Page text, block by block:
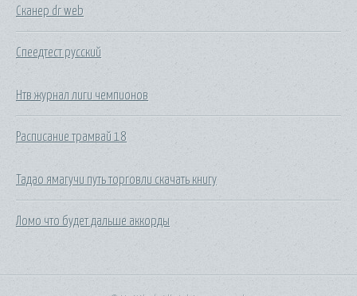
Сканер dr web
Спеедтест русский
Нтв журнал лиги чемпионов
Расписание трамвай 18
Тадао ямагучи путь торговли скачать книгу
Ломо что будет дальше аккорды